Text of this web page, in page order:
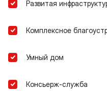
Развитая
Комплексное
Умный дом
Консьерж-служба